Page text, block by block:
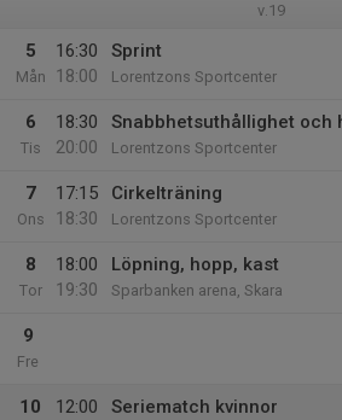
v.19
5
Mån
16:30
18:00
Sprint
Lorentzons Sportcenter
6
Tis
18:30
20:00
Snabbhetsuthållighet och
Lorentzons Sportcenter
7
Ons
17:15
18:30
Cirkelträning
Lorentzons Sportcenter
8
Tor
18:00
19:30
Löpning, hopp, kast
Sparbanken arena, Skara
9
Fre
10
12:00
Seriematch kvinnor